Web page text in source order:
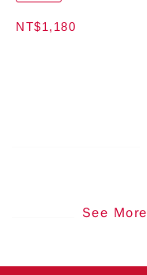
NT$1,180
See More